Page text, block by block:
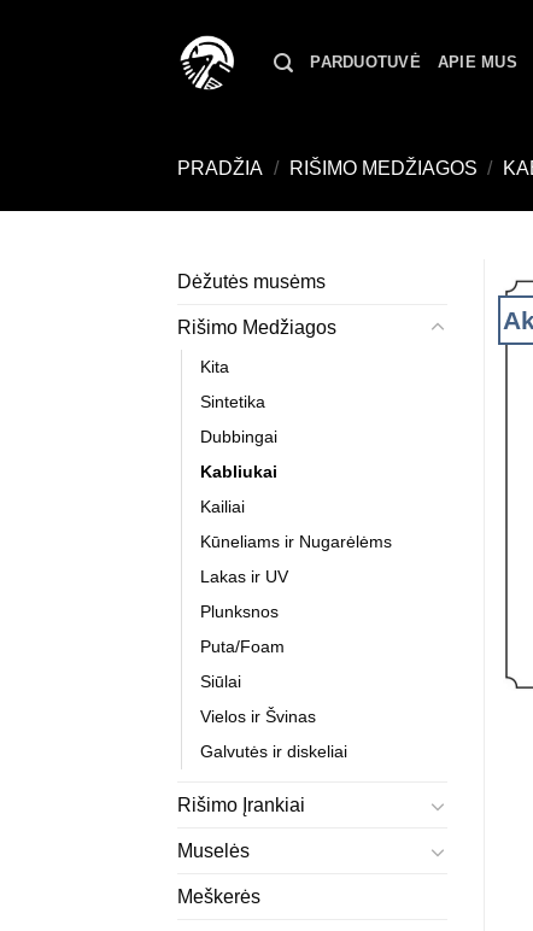
PARDUOTUVĖ APIE MUS
PRADŽIA / RIŠIMO MEDŽIAGOS /
Dėžutės musėms
Rišimo Medžiagos
Kita
Sintetika
Dubbingai
Kabliukai
Kailiai
Kūneliams ir Nugarėlėms
Lakas ir UV
Plunksnos
Puta/Foam
Siūlai
Vielos ir Švinas
Galvutės ir diskeliai
Rišimo Įrankiai
Muselės
Meškerės